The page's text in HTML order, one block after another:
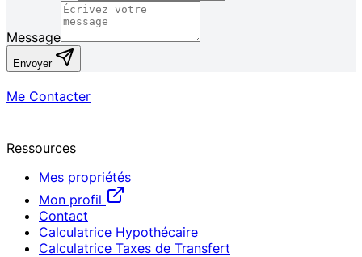
Message
Envoyer
Me Contacter
Ressources
Mes propriétés
Mon profil
Contact
Calculatrice Hypothécaire
Calculatrice Taxes de Transfert